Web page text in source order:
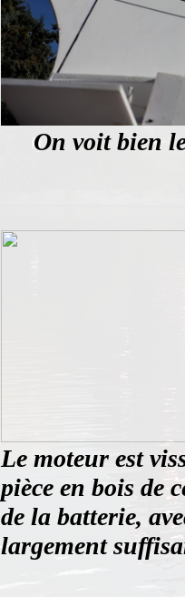
On voit bien
Le moteur est
pièce en bois de
de la batterie,
largement